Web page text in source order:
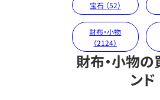
宝石 （52）
財布・小物
（2124）
財布・小物
ンド